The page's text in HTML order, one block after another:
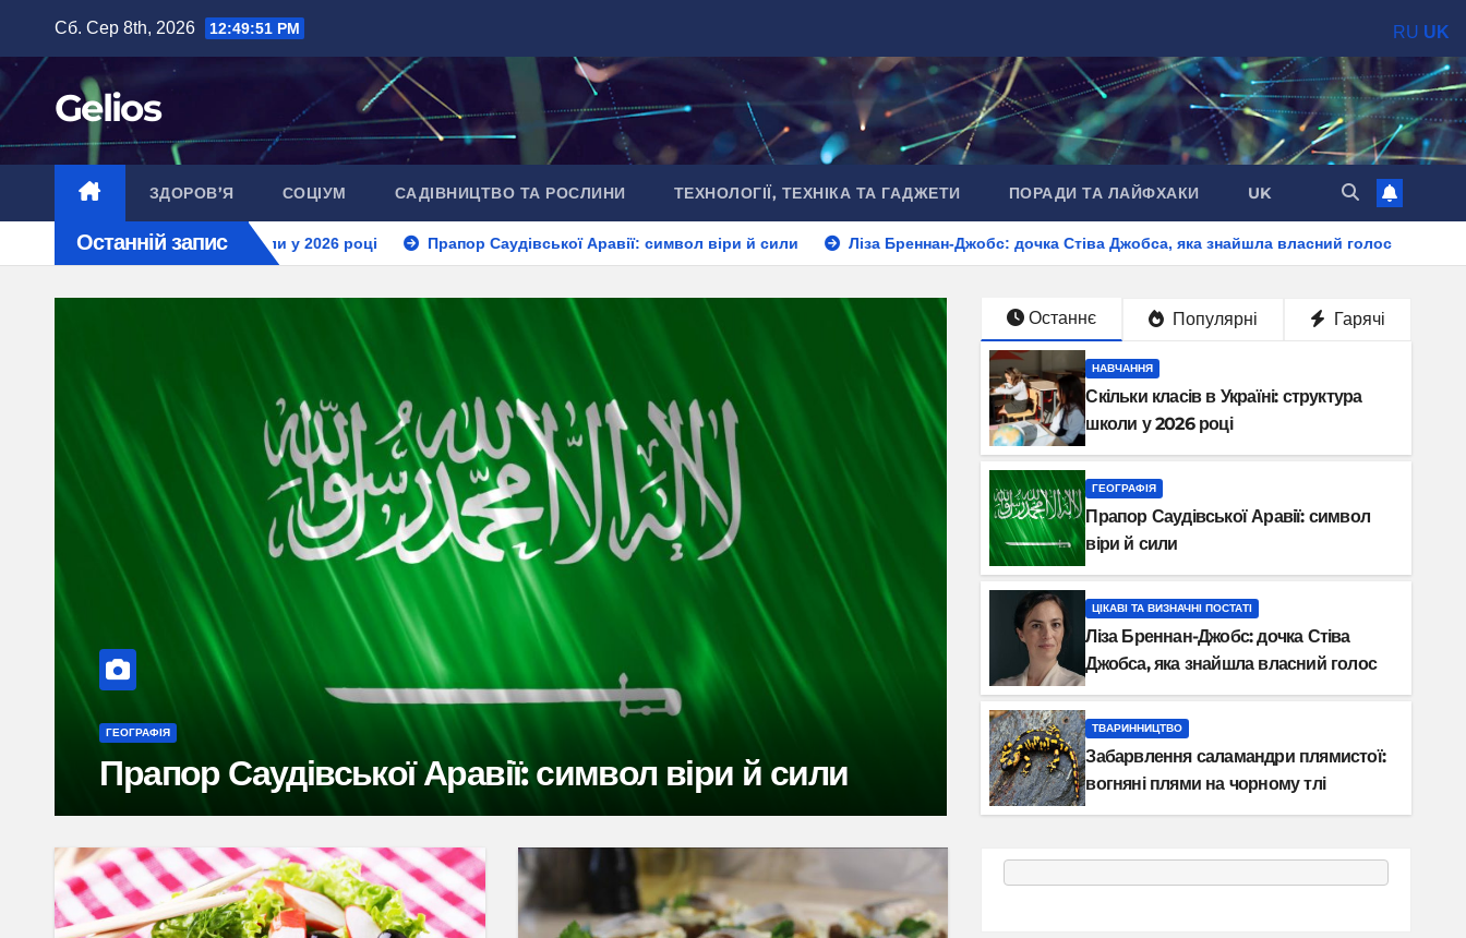
вмісту
Сб. Сер 8th, 2026 12:49:53 PM
Gelios
ЗДОРОВ’Я СОЦІУМ САДІВНИЦТВО ТА РОСЛИНИ ТЕХНОЛОГІЇ, ТЕХНІКА ТА ГАДЖЕТИ ПОРАДИ ТА ЛАЙФХАКИ UK
Останній запис
структура школи у 2026 році Прапор Саудівської Аравії: символ віри й сили Ліза Бреннан-Джобс: дочка Стіва Джобса, яка знайшла власний голос Забарвлення
ЦІКАВІ ТА ВИЗНАЧНІ ПОСТАТІ
Ліза Бреннан-Джобс: дочка Стіва Джобса, яка
знайшла власний голос
Забарвлення саламандри
плями на чорному тлі
Останнє Популярні Гарячі
НАВЧАННЯ
Скільки класів в Україні: структура
школи у 2026 році
ГЕОГРАФІЯ
Прапор Саудівської Аравії: символ
віри й сили
ЦІКАВІ ТА ВИЗНАЧНІ ПОСТАТІ
Ліза Бреннан-Джобс: дочка Стіва
Джобса, яка знайшла власний голос
ТВАРИННИЦТВО
Забарвлення саламандри плямистої:
вогняні плями на чорному тлі
RU UK